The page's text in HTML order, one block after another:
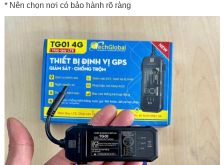
* Nên chọn nơi có bảo hành rõ ràng